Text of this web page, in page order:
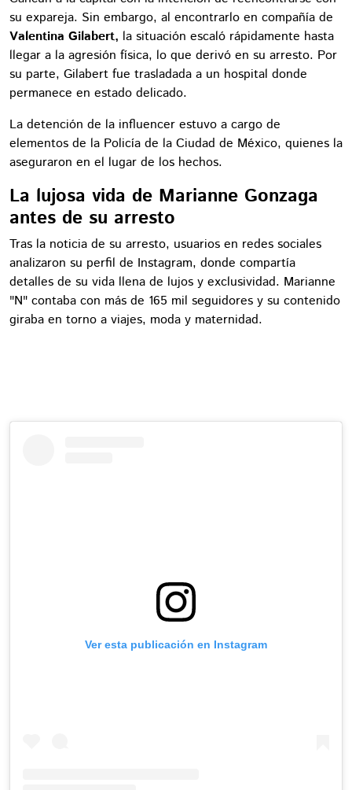
su expareja. Sin embargo, al encontrarlo en compañía de
Valentina Gilabert, la situación escaló rápidamente hasta
llegar a la agresión física, lo que derivó en su arresto. Por
su parte, Gilabert fue trasladada a un hospital donde
permanece en estado delicado.
La detención de la influencer estuvo a cargo de
elementos de la Policía de la Ciudad de México, quienes la
aseguraron en el lugar de los hechos.
La lujosa vida de Marianne Gonzaga
antes de su arresto
Tras la noticia de su arresto, usuarios en redes sociales
analizaron su perfil de Instagram, donde compartía
detalles de su vida llena de lujos y exclusividad. Marianne
"N" contaba con más de 165 mil seguidores y su contenido
giraba en torno a viajes, moda y maternidad.
Ver esta publicación en Instagram